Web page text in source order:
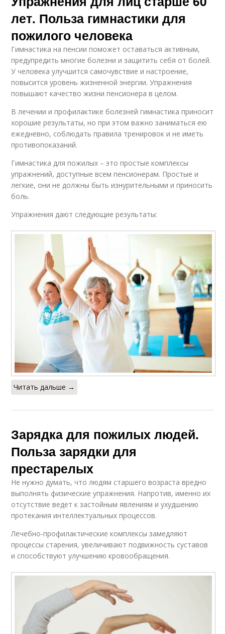
лет. Польза гимнастики для
пожилого человека
Гимнастика на пенсии поможет оставаться активным,
предупредить многие болезни и защитить себя от болей.
У человека улучшится самочувствие и настроение,
повысится уровень жизненной энергии. Упражнения
повышают качество жизни пенсионера в целом.
В лечении и профилактике болезней гимнастика приносит
хорошие результаты, но при этом важно заниматься ею
ежедневно, соблюдать правила тренировок и не иметь
противопоказаний.
Гимнастика для пожилых – это простые комплексы
упражнений, доступные всем пенсионерам. Простые и
легкие, они не должны быть изнурительными и приносить
боль.
Упражнения дают следующие результаты:
Читать дальше →
Зарядка для пожилых людей.
Польза зарядки для
престарелых
Не нужно думать, что людям старшего возраста вредно
выполнять физические упражнения. Напротив, именно их
отсутствие ведет к застойным явлениям и ухудшению
протекания интеллектуальных процессов.
Лечебно-профилактические комплексы замедляют
процессы старения, увеличивают подвижность суставов
и способствуют улучшению кровообращения.